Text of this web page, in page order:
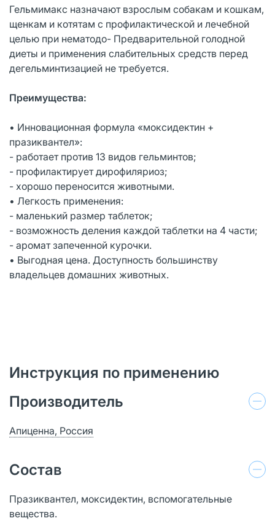
Гельмимакс назначают взрослым собакам и кошкам,
щенкам и котятам с профилактической и лечебной
целью при нематодо- Предварительной голодной
диеты и применения слабительных средств перед
дегельминтизацией не требуется.
Преимущества:
• Инновационная формула «моксидектин +
празиквантел»:
- работает против 13 видов гельминтов;
- профилактирует дирофиляриоз;
- хорошо переносится животными.
• Легкость применения:
- маленький размер таблеток;
- возможность деления каждой таблетки на 4 части;
- аромат запеченной курочки.
• Выгодная цена. Доступность большинству
владельцев домашних животных.
Инструкция по применению
Производитель
Апиценна, Россия
Состав
Празиквантел, моксидектин, вспомогательные
вещества.